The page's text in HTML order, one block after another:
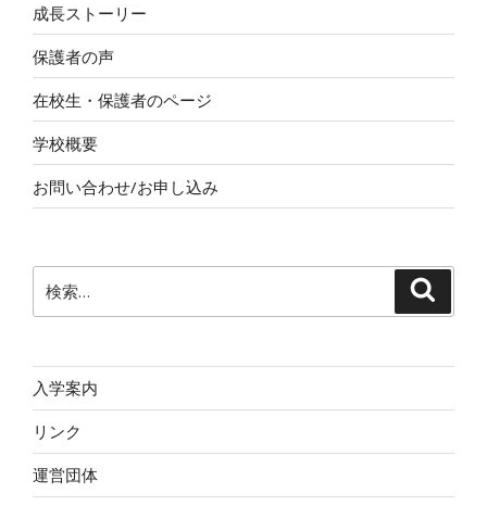
成長ストーリー
保護者の声
在校生・保護者のページ
学校概要
お問い合わせ/お申し込み
索:
入学案内
リンク
運営団体